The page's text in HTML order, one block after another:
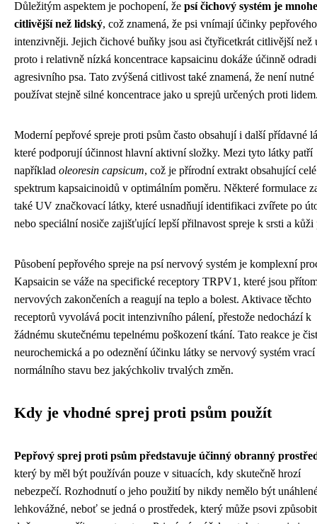
Důležitým aspektem je pochopení, že psí čichový systém je
citlivější než lidský, což znamená, že psi vnímají účinky
intenzivněji. Jejich čichové buňky jsou asi čtyřicetkrát citlivější než
proto i relativně nízká koncentrace kapsaicinu dokáže účinně
agresivního psa. Tato zvýšená citlivost také znamená, že není nutné
používat stejně silné koncentrace jako u sprejů určených proti
Moderní pepřové spreje proti psům často obsahují i další přídavné
které podporují účinnost hlavní aktivní složky. Mezi tyto látky patří
například oleoresin capsicum, což je přírodní extrakt obsahující celé
spektrum kapsaicinoidů v optimálním poměru. Některé formulace
také UV značkovací látky, které usnadňují identifikaci zvířete po
nebo speciální nosiče zajišťující lepší přilnavost spreje k srsti a kůži
Působení pepřového spreje na psí nervový systém je komplexní
Kapsaicin se váže na specifické receptory TRPV1, které jsou
nervových zakončeních a reagují na teplo a bolest. Aktivace těchto
receptorů vyvolává pocit intenzivního pálení, přestože nedochází k
žádnému skutečnému tepelnému poškození tkání. Tato reakce je
neurochemická a po odeznění účinku látky se nervový systém
normálního stavu bez jakýchkoliv trvalých změn.
Kdy je vhodné sprej proti psům použít
Pepřový sprej proti psům představuje účinný obranný
který by měl být používán pouze v situacích, kdy skutečně hrozí
nebezpečí. Rozhodnutí o jeho použití by nikdy nemělo být
lehkovážné, neboť se jedná o prostředek, který může psovi způsobit